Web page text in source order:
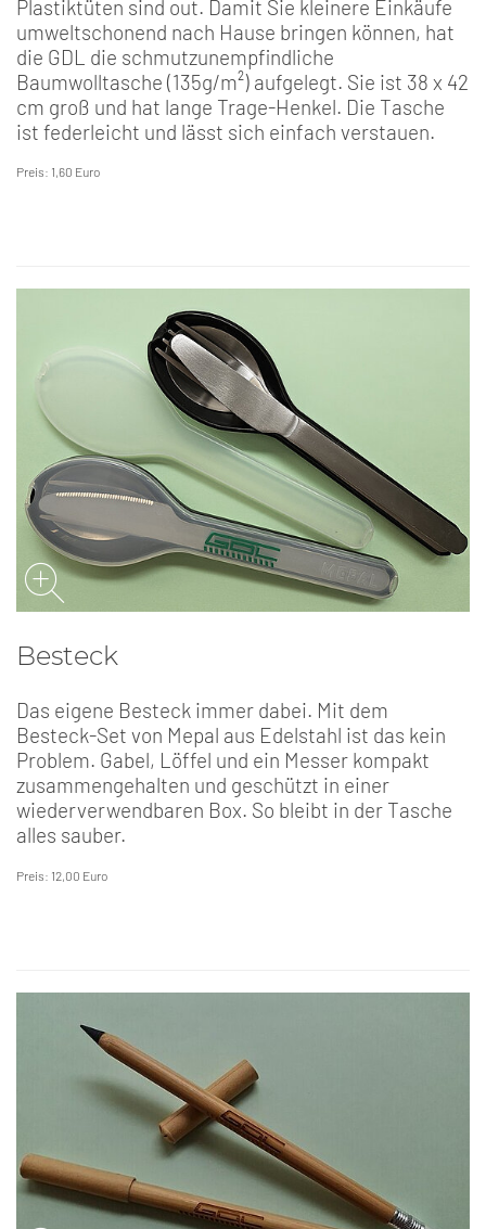
Plastiktüten sind out. Damit Sie kleinere Einkäufe
umweltschonend nach Hause bringen können, hat
die GDL die schmutzunempfindliche
Baumwolltasche (135g/m²) aufgelegt. Sie ist 38 x 42
cm groß und hat lange Trage-Henkel. Die Tasche
ist federleicht und lässt sich einfach verstauen.
Preis: 1,60 Euro
Besteck
Das eigene Besteck immer dabei. Mit dem
Besteck-Set von Mepal aus Edelstahl ist das kein
Problem. Gabel, Löffel und ein Messer kompakt
zusammengehalten und geschützt in einer
wiederverwendbaren Box. So bleibt in der Tasche
alles sauber.
Preis: 12,00 Euro